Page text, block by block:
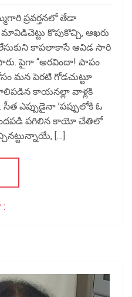
ప్రవర్తనలో తేడా
మావిడిచెట్టు కొపుకొచ్చి, ఆఖరు
కాపలాకాసే ఆవిడ సారి
పైగా ‘‘అరవిందా! పాపం
మన పెరటి గోడచుట్టూ
రాలిపడిన కాయనల్లా వాళ్లకి
సీత ఎప్పుడైనా ’పప్పులోకి ఓ
పగిలిన కాయో చేతిలో
[…]
: